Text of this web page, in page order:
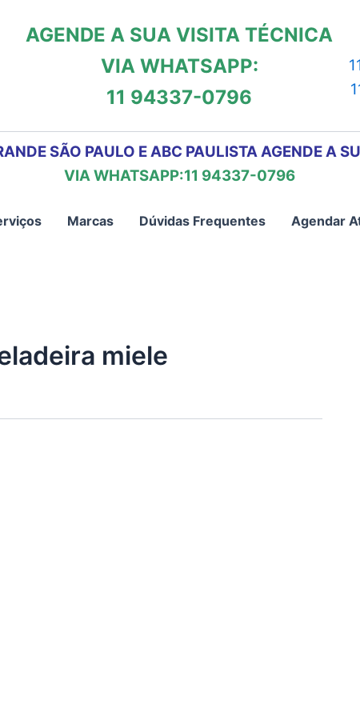
AGENDE A SUA VISITA TÉCNICA
VIA WHATSAPP:
11 94337-0796
SÃO PAULO E ABC PAULISTA AGENDE A
VIA WHATSAPP:11 94337-0796
Marcas Dúvidas Frequentes Agendar
miele